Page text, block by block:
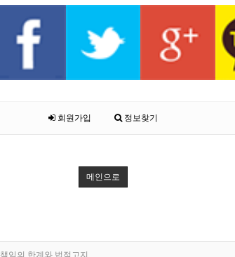
회원가입 정보찾기
메인으로
책임의 한계와 법적고지